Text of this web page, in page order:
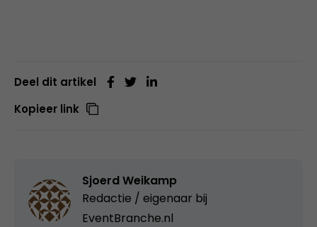
Deel dit artikel
Kopieer link
Sjoerd Weikamp
Redactie / eigenaar bij
EventBranche.nl